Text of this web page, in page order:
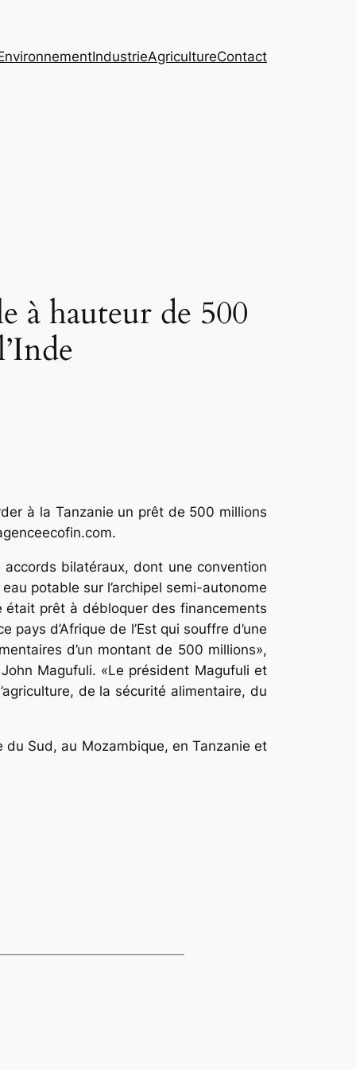
IndustrieAgricultureContact
à hauteur de 500
à la Tanzanie un prêt de 500 millions
bilatéraux, dont une convention
potable sur l’archipel semi-autonome
prêt à débloquer des financements
d’Afrique de l’Est qui souffre d’une
d’un montant de 500 millions»,
Magufuli. «Le président Magufuli et
de la sécurité alimentaire, du
Sud, au Mozambique, en Tanzanie et